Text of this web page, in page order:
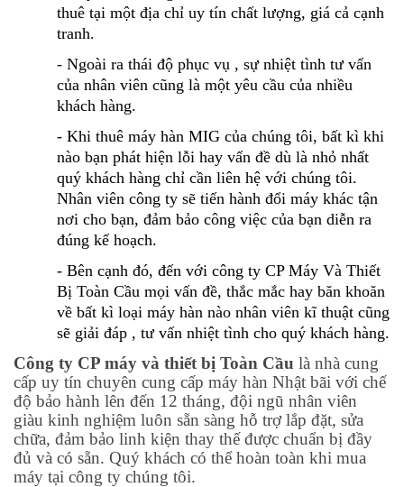
thuê tại một địa chỉ uy tín chất lượng, giá cả cạnh
tranh.
- Ngoài ra thái độ phục vụ , sự nhiệt tình tư vấn
của nhân viên cũng là một yêu cầu của nhiều
khách hàng.
- Khi thuê máy hàn MIG của chúng tôi, bất kì khi
nào bạn phát hiện lỗi hay vấn đề dù là nhỏ nhất
quý khách hàng chỉ cần liên hệ với chúng tôi.
Nhân viên công ty sẽ tiến hành đổi máy khác tận
nơi cho bạn, đảm bảo công việc của bạn diễn ra
đúng kế hoạch.
- Bên cạnh đó, đến với công ty CP Máy Và Thiết
Bị Toàn Cầu mọi vấn đề, thắc mắc hay băn khoăn
về bất kì loại máy hàn nào nhân viên kĩ thuật cũng
sẽ giải đáp , tư vấn nhiệt tình cho quý khách hàng.
Công ty CP máy và thiết bị Toàn Cầu là nhà cung
cấp uy tín chuyên cung cấp máy hàn Nhật bãi với chế
độ bảo hành lên đến 12 tháng, đội ngũ nhân viên
giàu kinh nghiệm luôn sẵn sàng hỗ trợ lắp đặt, sửa
chữa, đảm bảo linh kiện thay thế được chuẩn bị đầy
đủ và có sẵn. Quý khách có thể hoàn toàn khi mua
máy tại công ty chúng tôi.